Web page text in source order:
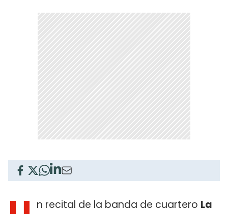
n recital de la banda de cuartero La